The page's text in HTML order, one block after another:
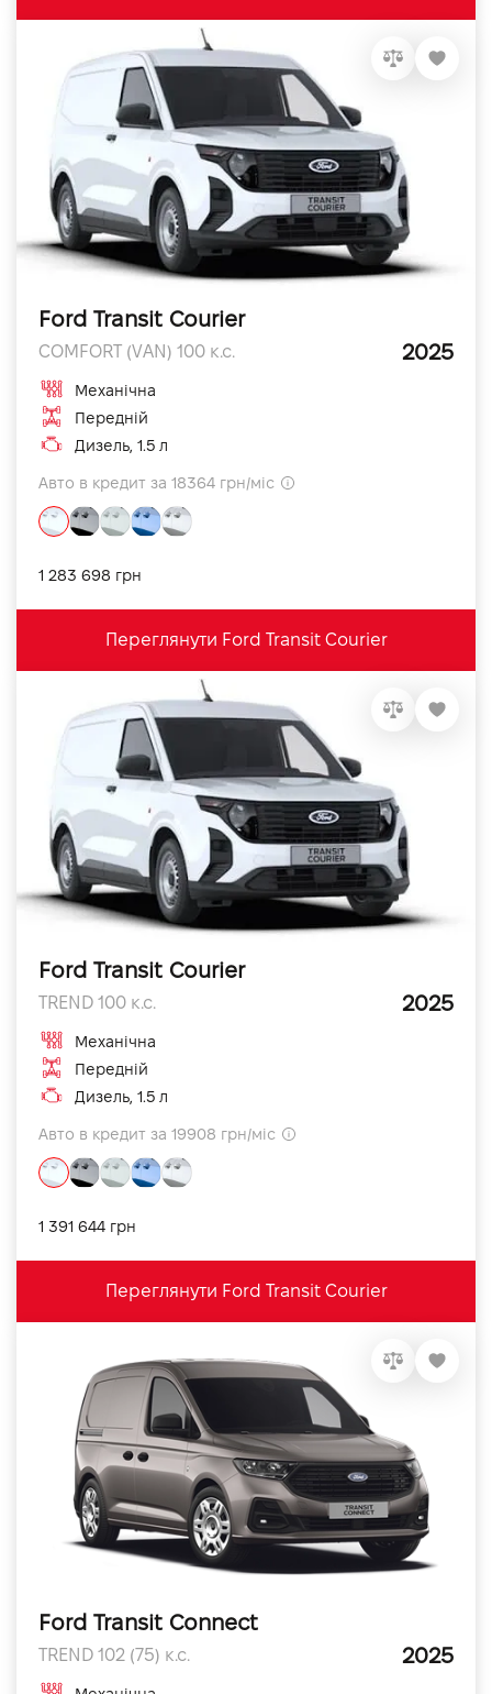
Ford Transit Courier
COMFORT (VAN) 100 к.с. 2025
Механічна
Передній
Дизель, 1.5 л
Авто в кредит за 18364 грн/міс
1 283 698 грн
Переглянути Ford Transit Courier
Ford Transit Courier
TREND 100 к.с. 2025
Механічна
Передній
Дизель, 1.5 л
Авто в кредит за 19908 грн/міс
1 391 644 грн
Переглянути Ford Transit Courier
Ford Transit Connect
TREND 102 (75) к.с. 2025